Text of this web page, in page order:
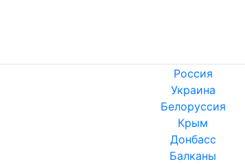
Россия
Украина
Белоруссия
Крым
Донбасс
Балканы